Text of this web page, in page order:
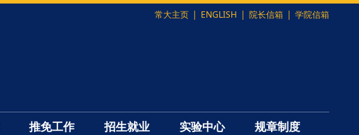
常大主页 | ENGLISH | 院长信箱 | 学院信箱
推免工作 招生就业 实验中心 规章制度